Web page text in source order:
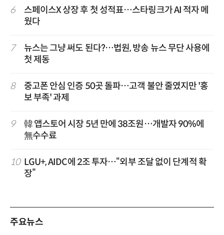
6
스페이스X 상장 후 첫 성적표…스타링크가 AI 적자 메
웠다
7
뉴스는 그냥 써도 된다?…법원, 방송 뉴스 무단 사용에
첫 제동
8
중고폰 안심 인증 50곳 돌파…고객 불안 줄였지만 '홍
보 부족' 과제
9
韓 앱스토어 시장 5년 만에 38조원…개발자 90%에
無수수료
10 LGU+, AIDC에 2조 투자…“외부 조달 없이 단계적 확
장”
주요뉴스